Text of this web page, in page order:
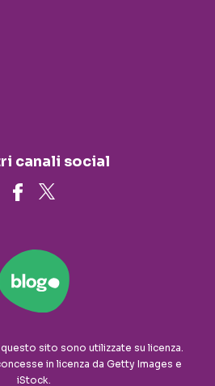
canali social
sito sono utilizzate su licenza.
in licenza da Getty Images e
iStock.